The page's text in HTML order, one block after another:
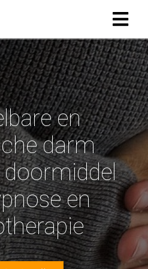
en
darm
en